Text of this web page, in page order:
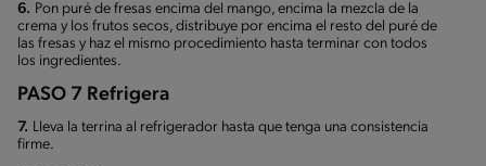
6. Pon puré de fresas encima del mango, encima la mezcla de la
crema y los frutos secos, distribuye por encima el resto del puré de
las fresas y haz el mismo procedimiento hasta terminar con todos
los ingredientes.
PASO 7 Refrigera
7. Lleva la terrina al refrigerador hasta que tenga una consistencia
firme.